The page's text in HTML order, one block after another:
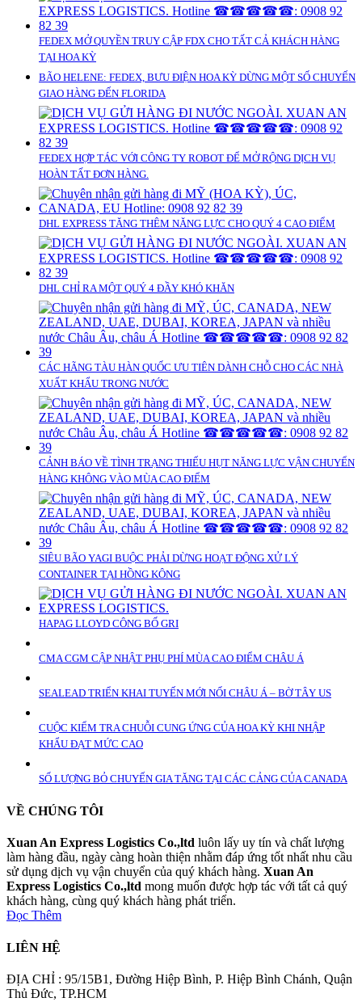
FEDEX MỞ QUYỀN TRUY CẬP FDX CHO TẤT CẢ KHÁCH HÀNG
TẠI HOA KỲ
BÃO HELENE: FEDEX, BƯU ĐIỆN HOA KỲ DỪNG MỘT SỐ CHUYẾN
GIAO HÀNG ĐẾN FLORIDA
FEDEX HỢP TÁC VỚI CÔNG TY ROBOT ĐỂ MỞ RỘNG DỊCH VỤ
HOÀN TẤT ĐƠN HÀNG.
DHL EXPRESS TĂNG THÊM NĂNG LỰC CHO QUÝ 4 CAO ĐIỂM
DHL CHỈ RA MỘT QUÝ 4 ĐẦY KHÓ KHĂN
CÁC HÃNG TÀU HÀN QUỐC ƯU TIÊN DÀNH CHỖ CHO CÁC NHÀ
XUẤT KHẨU TRONG NƯỚC
CẢNH BÁO VỀ TÌNH TRẠNG THIẾU HỤT NĂNG LỰC VẬN CHUYỂN
HÀNG KHÔNG VÀO MÙA CAO ĐIỂM
SIÊU BÃO YAGI BUỘC PHẢI DỪNG HOẠT ĐỘNG XỬ LÝ
CONTAINER TẠI HỒNG KÔNG
HAPAG LLOYD CÔNG BỐ GRI
CMA CGM CẬP NHẬT PHỤ PHÍ MÙA CAO ĐIỂM CHÂU Á
SEALEAD TRIỂN KHAI TUYẾN MỚI NỐI CHÂU Á – BỜ TÂY US
CUỘC KIỂM TRA CHUỖI CUNG ỨNG CỦA HOA KỲ KHI NHẬP
KHẨU ĐẠT MỨC CAO
SỐ LƯỢNG BỎ CHUYẾN GIA TĂNG TẠI CÁC CẢNG CỦA CANADA
VỀ CHÚNG TÔI
Xuan An Express Logistics Co.,ltd luôn lấy uy tín và chất lượng
làm hàng đầu, ngày càng hoàn thiện nhằm đáp ứng tốt nhất nhu cầu
sử dụng dịch vụ vận chuyển của quý khách hàng. Xuan An
Express Logistics Co.,ltd mong muốn được hợp tác với tất cả quý
khách hàng, cùng quý khách hàng phát triển.
Đọc Thêm
LIÊN HỆ
ĐỊA CHỈ : 95/15B1, Đường Hiệp Bình, P. Hiệp Bình Chánh, Quận
Thủ Đức, TP.HCM